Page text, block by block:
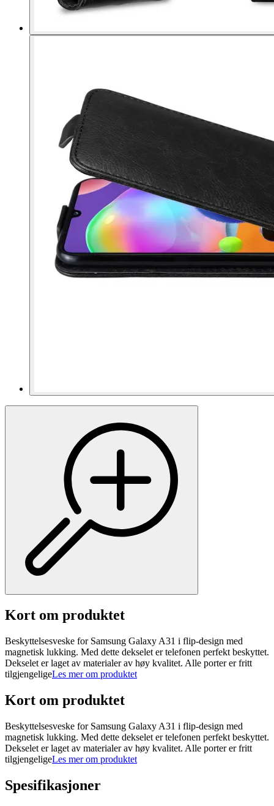
Kort om produktet
Beskyttelsesveske for Samsung Galaxy A31 i flip-design med
magnetisk lukking. Med dette dekselet er telefonen perfekt beskyttet.
Dekselet er laget av materialer av høy kvalitet. Alle porter er fritt
tilgjengeligeLes mer om produktet
Kort om produktet
Beskyttelsesveske for Samsung Galaxy A31 i flip-design med
magnetisk lukking. Med dette dekselet er telefonen perfekt beskyttet.
Dekselet er laget av materialer av høy kvalitet. Alle porter er fritt
tilgjengeligeLes mer om produktet
Spesifikasjoner